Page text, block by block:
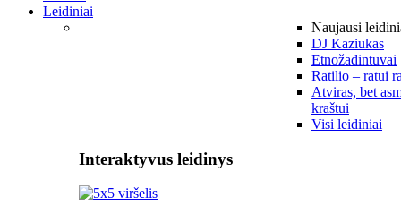
Leidiniai
Naujausi
DJ Kaziukas
Etnožadintuvai
Ratilio – ratui
Atviras, bet
kraštui
Visi leidiniai
Interaktyvus leidinys